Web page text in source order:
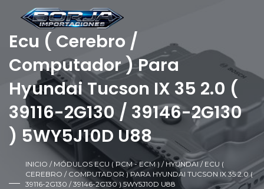
Ecu ( Cerebro /
Computador ) Para
Hyundai Tucson IX 35 2.0 (
39116-2G130 / 39146-2G130
) 5WY5J10D U88
INICIO / MÓDULOS ECU ( PCM - ECM ) / HYUNDAI / ECU (
CEREBRO / COMPUTADOR ) PARA HYUNDAI TUCSON IX 35 2.0 (
39116-2G130 / 39146-2G130 ) 5WY5J10D U88